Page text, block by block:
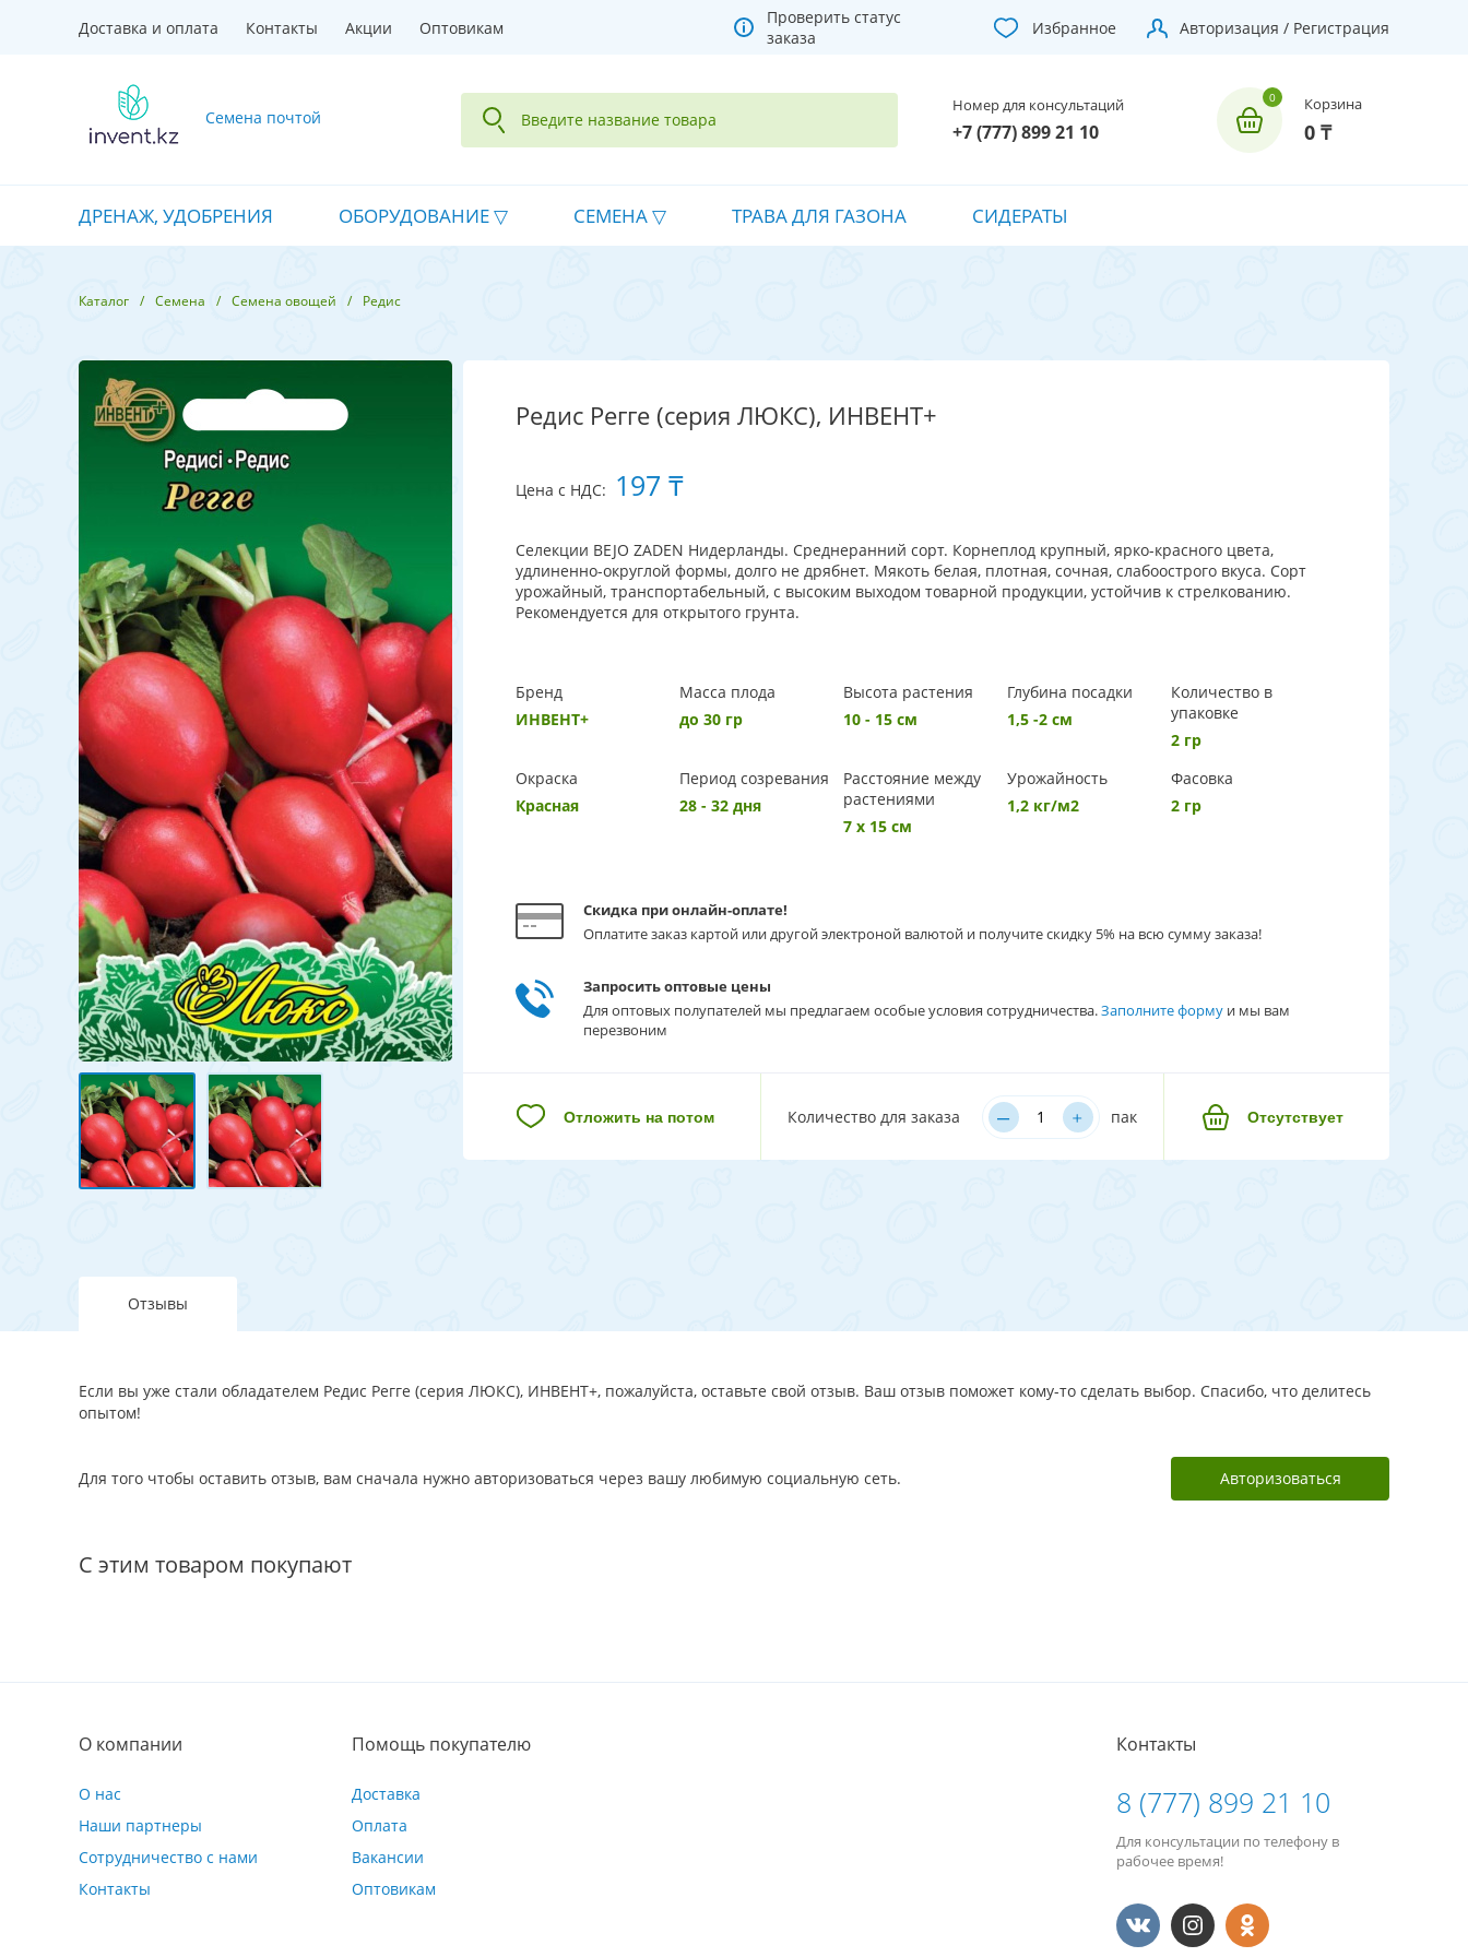
Доставка и оплата Контакты Акции Оптовикам
Проверить статус
заказа
Избранное Авторизация / Регистрация
Семена почтой
Номер для консультаций
+7 (777) 899 21 10
Корзина
0 ₸
ДРЕНАЖ, УДОБРЕНИЯ ОБОРУДОВАНИЕ СЕМЕНА ТРАВА ДЛЯ ГАЗОНА СИДЕРАТЫ
Каталог Семена Семена овощей Редис
Редис Регге (серия ЛЮКС), ИНВЕНТ+
Цена с НДС: 197 ₸
Селекции BEJO ZADEN Нидерланды. Среднеранний сорт. Корнеплод крупный, ярко-красного цвета,
удлиненно-округлой формы, долго не дрябнет. Мякоть белая, плотная, сочная, слабоострого вкуса. Сорт
урожайный, транспортабельный, с высоким выходом товарной продукции, устойчив к стрелкованию.
Рекомендуется для открытого грунта.
Бренд
ИНВЕНТ+
Масса плода
до 30 гр
Высота растения
10 - 15 см
Глубина посадки
1,5 -2 см
Количество в
упаковке
2 гр
Окраска
Красная
Период созревания
28 - 32 дня
Расстояние между
растениями
7 х 15 см
Урожайность
1,2 кг/м2
Фасовка
2 гр
Скидка при онлайн-оплате!
Оплатите заказ картой или другой электроной валютой и получите скидку 5% на всю сумму заказа!
Запросить оптовые цены
Для оптовых полупателей мы предлагаем особые условия сотрудничества.Заполните форму и мы вам
перезвоним
Отложить на потом Количество для заказа – ﹢ пак Отсутствует
Отзывы
Если вы уже стали обладателем Редис Регге (серия ЛЮКС), ИНВЕНТ+, пожалуйста, оставьте свой отзыв. Ваш отзыв поможет кому-то сделать выбор. Спасибо, что делитесь
опытом!
Для того чтобы оставить отзыв, вам сначала нужно авторизоваться через вашу любимую социальную сеть. Авторизоваться
С этим товаром покупают
О компании
О нас
Наши партнеры
Сотрудничество с нами
Контакты
Помощь покупателю
Доставка
Оплата
Вакансии
Оптовикам
Контакты
8 (777) 899 21 10
Для консультации по телефону в
рабочее время!